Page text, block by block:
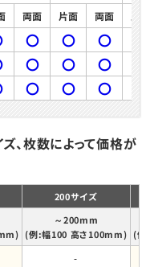
両面 片面 両面
〇 〇 〇
〇 〇 〇
〇 〇 〇
、枚数によって価格が
200サイズ
～200mm
(例:幅100 高さ100mm) (
-